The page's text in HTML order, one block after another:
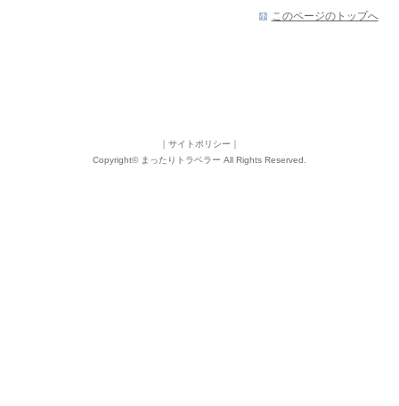
このページのトップへ
｜ サイトポリシー ｜
Copyright© まったりトラベラー All Rights Reserved.